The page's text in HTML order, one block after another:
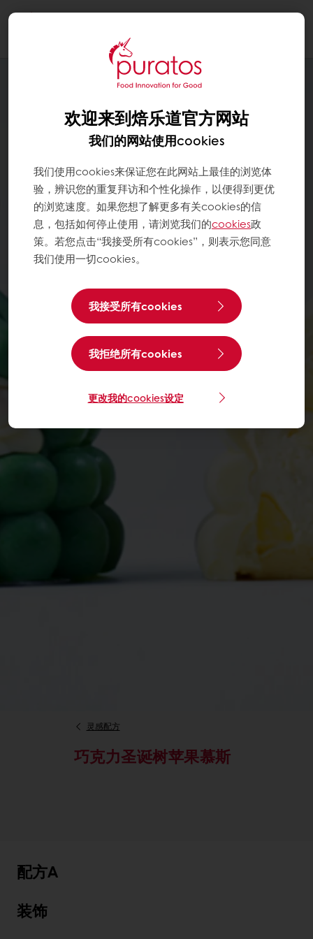
灵感配方
巧克力圣诞树苹果慕斯
配方A
装饰
欢迎来到焙乐道官方网站
我们的网站使用cookies
我们使用cookies来保证您在此网站上最佳的浏览体
验，辨识您的重复拜访和个性化操作，以便得到更优
的浏览速度。如果您想了解更多有关cookies的信
息，包括如何停止使用，请浏览我们的cookies政
策。若您点击“我接受所有cookies”，则表示您同意
我们使用一切cookies。
我接受所有cookies
我拒绝所有cookies
更改我的cookies设定